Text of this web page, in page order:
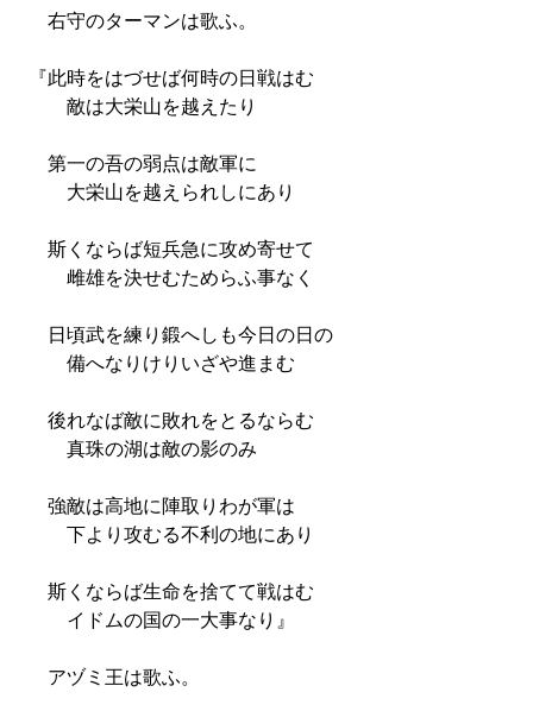
右守のターマンは歌ふ。
『此時をはづせば何時の日戦はむ
敵は大栄山を越えたり
第一の吾の弱点は敵軍に
大栄山を越えられしにあり
斯くならば短兵急に攻め寄せて
雌雄を決せむためらふ事なく
日頃武を練り鍛へしも今日の日の
備へなりけりいざや進まむ
後れなば敵に敗れをとるならむ
真珠の湖は敵の影のみ
強敵は高地に陣取りわが軍は
下より攻むる不利の地にあり
斯くならば生命を捨てて戦はむ
イドムの国の一大事なり』
アヅミ王は歌ふ。